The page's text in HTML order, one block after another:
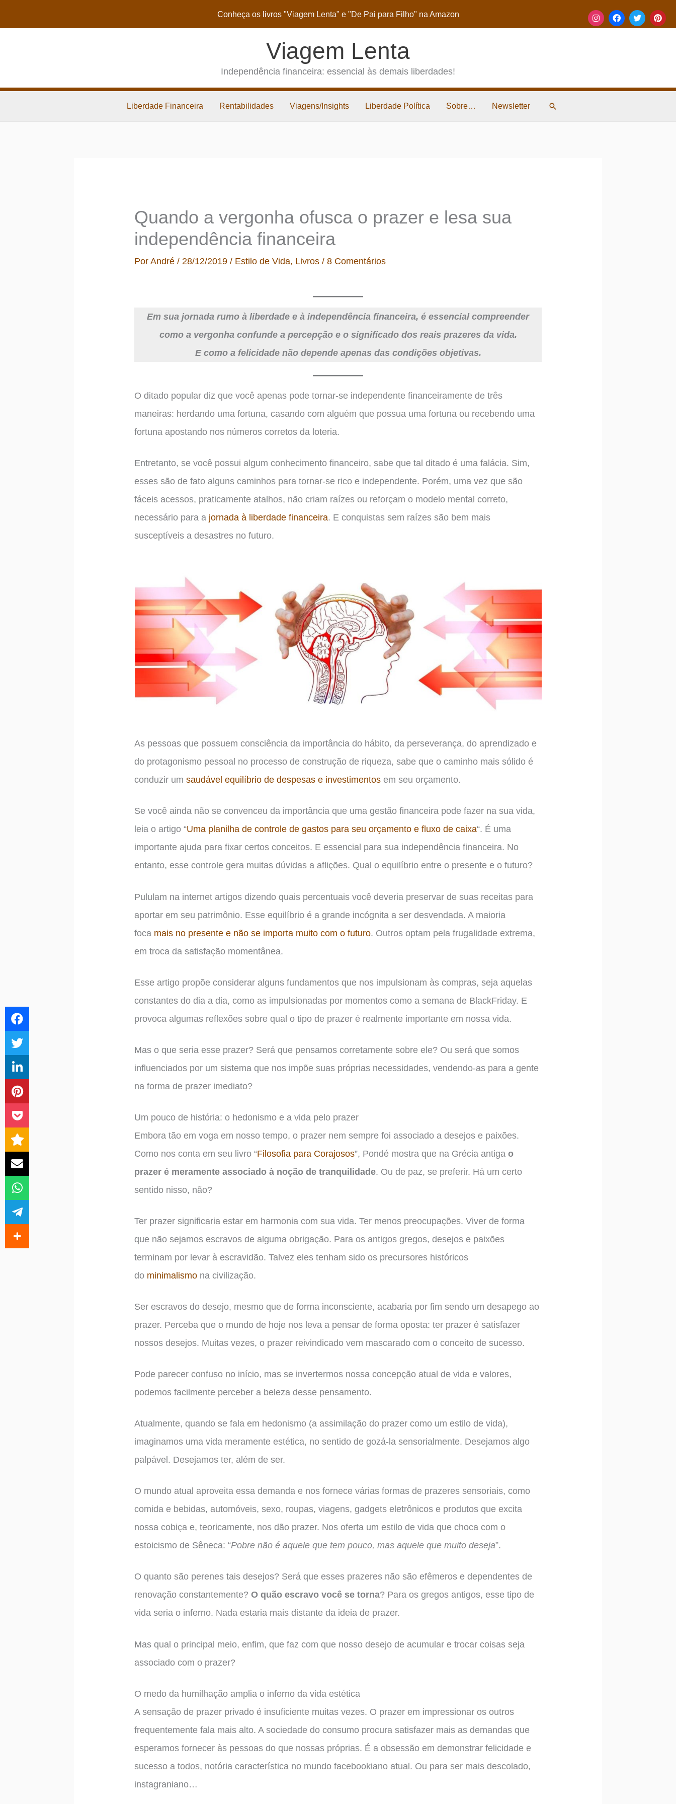
Conheça os livros "Viagem Lenta" e "De Pai para Filho" na Amazon
Viagem Lenta
Independência financeira: essencial às demais liberdades!
Liberdade Financeira Rentabilidades Viagens/Insights Liberdade Política Sobre… Newsletter Pesquisar
Quando a vergonha ofusca o prazer e lesa sua
independência financeira
PorAndré/28/12/2019/ Estilo de Vida, Livros /8 Comentários
Em sua jornada rumo à liberdade e à independência financeira, é essencial compreender
como a vergonha confunde a percepção e o significado dos reais prazeres da vida.
E como a felicidade não depende apenas das condições objetivas.
O ditado popular diz que você apenas pode tornar-se independente financeiramente de três
maneiras: herdando uma fortuna, casando com alguém que possua uma fortuna ou recebendo uma
fortuna apostando nos números corretos da loteria.
Entretanto, se você possui algum conhecimento financeiro, sabe que tal ditado é uma falácia. Sim,
esses são de fato alguns caminhos para tornar-se rico e independente. Porém, uma vez que são
fáceis acessos, praticamente atalhos, não criam raízes ou reforçam o modelo mental correto,
necessário para a jornada à liberdade financeira. E conquistas sem raízes são bem mais
susceptíveis a desastres no futuro.
As pessoas que possuem consciência da importância do hábito, da perseverança, do aprendizado e
do protagonismo pessoal no processo de construção de riqueza, sabe que o caminho mais sólido é
conduzir umsaudável equilíbrio de despesas e investimentos em seu orçamento.
Se você ainda não se convenceu da importância que uma gestão financeira pode fazer na sua vida,
leia o artigo “Uma planilha de controle de gastos para seu orçamento e fluxo de caixa“. É uma
importante ajuda para fixar certos conceitos. E essencial para sua independência financeira. No
entanto, esse controle gera muitas dúvidas a aflições. Qual o equilíbrio entre o presente e o futuro?
Pululam na internet artigos dizendo quais percentuais você deveria preservar de suas receitas para
aportar em seu patrimônio. Esse equilíbrio é a grande incógnita a ser desvendada. A maioria
foca mais no presente e não se importa muito com o futuro. Outros optam pela frugalidade extrema,
em troca da satisfação momentânea.
Esse artigo propõe considerar alguns fundamentos que nos impulsionam às compras, seja aquelas
constantes do dia a dia, como as impulsionadas por momentos como a semana de BlackFriday. E
provoca algumas reflexões sobre qual o tipo de prazer é realmente importante em nossa vida.
Mas o que seria esse prazer? Será que pensamos corretamente sobre ele? Ou será que somos
influenciados por um sistema que nos impõe suas próprias necessidades, vendendo-as para a gente
na forma de prazer imediato?
Um pouco de história: o hedonismo e a vida pelo prazer
Embora tão em voga em nosso tempo, o prazer nem sempre foi associado a desejos e paixões.
Como nos conta em seu livro “Filosofia para Corajosos”, Pondé mostra que na Grécia antigao
prazer é meramente associado à noção de tranquilidade. Ou de paz, se preferir. Há um certo
sentido nisso, não?
Ter prazer significaria estar em harmonia com sua vida. Ter menos preocupações. Viver de forma
que não sejamos escravos de alguma obrigação. Para os antigos gregos, desejos e paixões
terminam por levar à escravidão. Talvez eles tenham sido os precursores históricos
do minimalismo na civilização.
Ser escravos do desejo, mesmo que de forma inconsciente, acabaria por fim sendo um desapego ao
prazer. Perceba que o mundo de hoje nos leva a pensar de forma oposta: ter prazer é satisfazer
nossos desejos. Muitas vezes, o prazer reivindicado vem mascarado com o conceito de sucesso.
Pode parecer confuso no início, mas se invertermos nossa concepção atual de vida e valores,
podemos facilmente perceber a beleza desse pensamento.
Atualmente, quando se fala em hedonismo (a assimilação do prazer como um estilo de vida),
imaginamos uma vida meramente estética, no sentido de gozá-la sensorialmente. Desejamos algo
palpável. Desejamos ter, além de ser.
O mundo atual aproveita essa demanda e nos fornece várias formas de prazeres sensoriais, como
comida e bebidas, automóveis, sexo, roupas, viagens, gadgets eletrônicos e produtos que excita
nossa cobiça e, teoricamente, nos dão prazer. Nos oferta um estilo de vida que choca com o
estoicismo de Sêneca: “Pobre não é aquele que tem pouco, mas aquele que muito deseja”.
O quanto são perenes tais desejos? Será que esses prazeres não são efêmeros e dependentes de
renovação constantemente?O quão escravo você se torna? Para os gregos antigos, esse tipo de
vida seria o inferno. Nada estaria mais distante da ideia de prazer.
Mas qual o principal meio, enfim, que faz com que nosso desejo de acumular e trocar coisas seja
associado com o prazer?
O medo da humilhação amplia o inferno da vida estética
A sensação de prazer privado é insuficiente muitas vezes. O prazer em impressionar os outros
frequentemente fala mais alto. A sociedade do consumo procura satisfazer mais as demandas que
esperamos fornecer às pessoas do que nossas próprias. É a obsessão em demonstrar felicidade e
sucesso a todos, notória característica no mundo facebookiano atual. Ou para ser mais descolado,
instagraniano…